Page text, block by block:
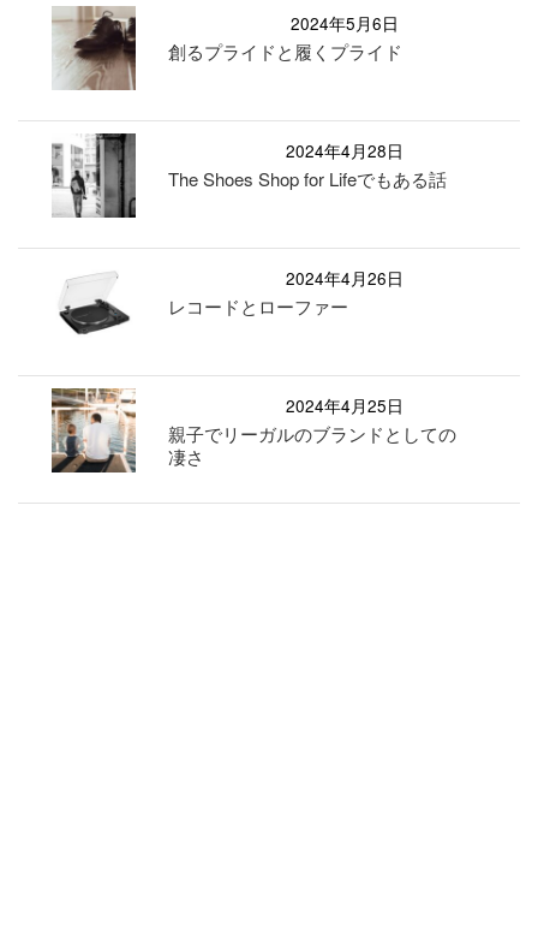
2024年5月6日
創るプライドと履くプライド
2024年4月28日
The Shoes Shop for Lifeでもある話
2024年4月26日
レコードとローファー
2024年4月25日
親子でリーガルのブランドとしての
凄さ